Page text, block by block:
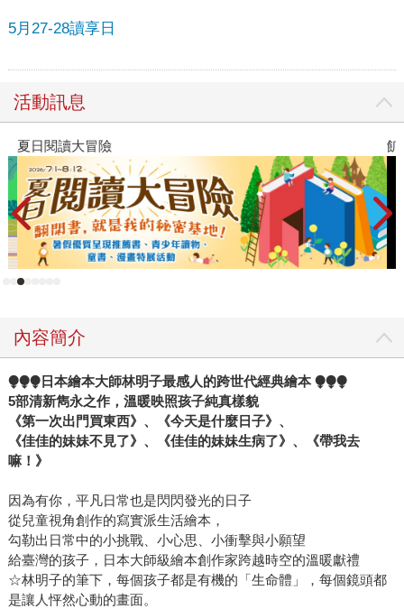
5月27-28讀享日
活動訊息
夏日閱讀大冒險 飢
內容簡介
⧭⧭⧭日本繪本大師林明子最感人的跨世代經典繪本 ⧭⧭⧭
5部清新雋永之作，溫暖映照孩子純真樣貌
《第一次出門買東西》、《今天是什麼日子》、
《佳佳的妹妹不見了》、《佳佳的妹妹生病了》、《帶我去
嘛！》
因為有你，平凡日常也是閃閃發光的日子
從兒童視角創作的寫實派生活繪本，
勾勒出日常中的小挑戰、小心思、小衝擊與小願望
給臺灣的孩子，日本大師級繪本創作家跨越時空的溫暖獻禮
☆林明子的筆下，每個孩子都是有機的「生命體」，每個鏡頭都
是讓人怦然心動的畫面。